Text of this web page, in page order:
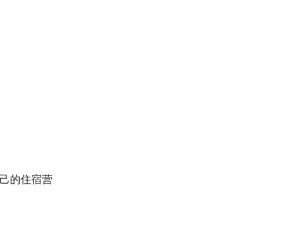
的住宿营